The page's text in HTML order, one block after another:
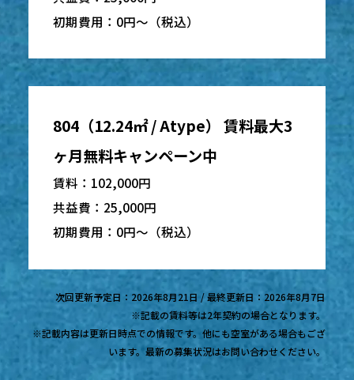
初期費用：0円〜（税込）
804（12.24㎡ / Atype） 賃料最大3
ヶ月無料キャンペーン中
賃料：102,000円
共益費：25,000円
初期費用：0円〜（税込）
次回更新予定日：2026年8月21日 / 最終更新日：2026年8月7日
※記載の賃料等は2年契約の場合となります。
※記載内容は更新日時点での情報です。他にも空室がある場合もござ
います。最新の募集状況はお問い合わせください。